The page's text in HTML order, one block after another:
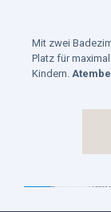
Mit zwei
Platz für maximal
Kindern.